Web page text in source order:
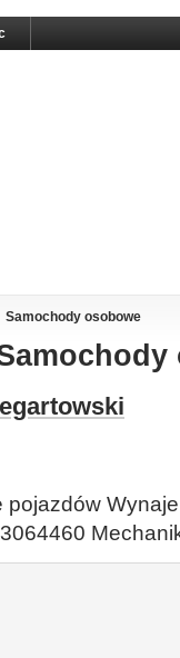
Samochody osobowe